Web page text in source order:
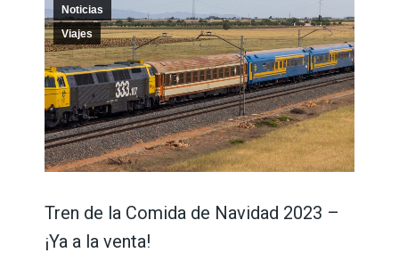
Noticias
Viajes
Tren de la Comida de Navidad 2023 –
¡Ya a la venta!